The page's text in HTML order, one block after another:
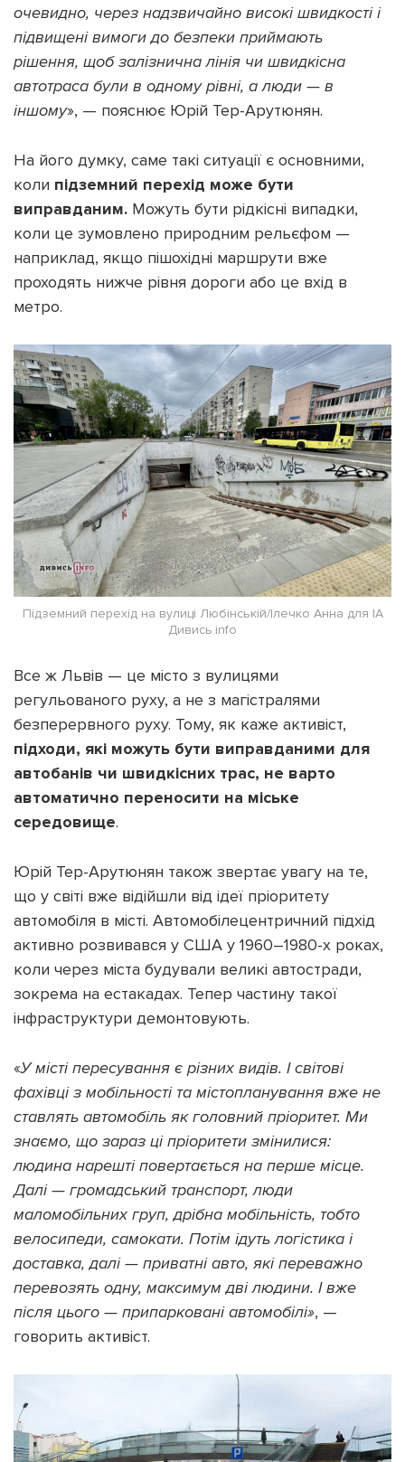
очевидно, через надзвичайно високі швидкості і
підвищені вимоги до безпеки приймають
рішення, щоб залізнична лінія чи швидкісна
автотраса були в одному рівні, а люди — в
іншому», — пояснює Юрій Тер-Арутюнян.
На його думку, саме такі ситуації є основними,
коли підземний перехід може бути
виправданим. Можуть бути рідкісні випадки,
коли це зумовлено природним рельєфом —
наприклад, якщо пішохідні маршрути вже
проходять нижче рівня дороги або це вхід в
метро.
Підземний перехід на вулиці Любінській/Ілечко Анна для ІА
Дивись.info
Все ж Львів — це місто з вулицями
регульованого руху, а не з магістралями
безперервного руху. Тому, як каже активіст,
підходи, які можуть бути виправданими для
автобанів чи швидкісних трас, не варто
автоматично переносити на міське
середовище.
Юрій Тер-Арутюнян також звертає увагу на те,
що у світі вже відійшли від ідеї пріоритету
автомобіля в місті. Автомобілецентричний підхід
активно розвивався у США у 1960–1980-х роках,
коли через міста будували великі автостради,
зокрема на естакадах. Тепер частину такої
інфраструктури демонтовують.
«У місті пересування є різних видів. І світові
фахівці з мобільності та містопланування вже не
ставлять автомобіль як головний пріоритет. Ми
знаємо, що зараз ці пріоритети змінилися:
людина нарешті повертається на перше місце.
Далі — громадський транспорт, люди
маломобільних груп, дрібна мобільність, тобто
велосипеди, самокати. Потім ідуть логістика і
доставка, далі — приватні авто, які переважно
перевозять одну, максимум дві людини. І вже
після цього — припарковані автомобілі», —
говорить активіст.